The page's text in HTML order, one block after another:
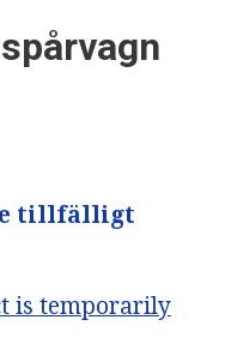
tillfälligt
is temporarily